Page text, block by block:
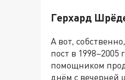
Герхард
А вот,
пост в
помощником
днём с вечерней